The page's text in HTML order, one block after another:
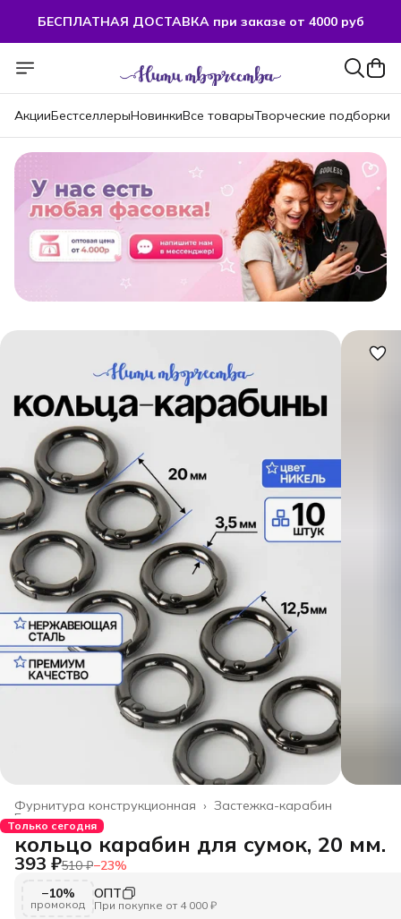
БЕСПЛАТНАЯ ДОСТАВКА при заказе от 4000 руб
БЕСПЛАТНАЯ ДОСТАВКА при заказе от 4000 руб
АкцииБестселлерыНовинкиВсе товарыТворческие подборки
Застежка-карабин
Фурнитура конструкционная ›
Главная ›
Только сегодня
кольцо карабин для сумок, 20 мм.
393 ₽510 ₽−23%
−10%
промокод
ОПТ
При покупке от 4 000 ₽